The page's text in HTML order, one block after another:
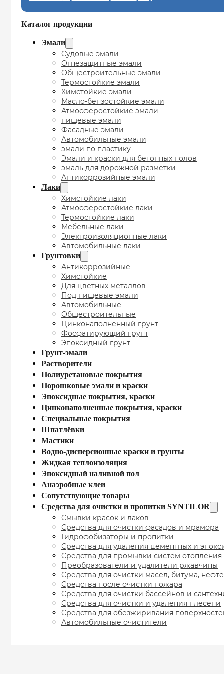
Каталог продукции
Эмали
Судовые эмали
Огнезащитные эмали
Общестроительные эмали
Термостойкие эмали
Химстойкие эмали
Масло-бензостойкие эмали
Атмосферостойкие эмали
пищевые эмали
Фасадные эмали
Автомобильные эмали
эмали по пластику
Эмали и краски для бетонных полов
эмаль для дорожной разметки
Антикоррозийные эмали
Лаки
Химстойкие лаки
Атмосферостойкие лаки
Термостойкие лаки
Мебельные лаки
Электроизоляционные лаки
Автомобильные лаки
Грунтовки
Антикоррозийные
Химстойкие
Для цветных металлов
Под пищевые эмали
Автомобильные
Общестроительные
Цинконаполненный грунт
Фосфатирующий грунт
Эпоксидный грунт
Грунт-эмали
Растворители
Полиуретановые покрытия
Порошковые эмали и краски
Эпоксидные покрытия, краски
Цинконаполненные покрытия, краски
Специальные покрытия
Шпатлёвки
Мастики
Водно-дисперсионные краски и грунты
Жидкая теплоизоляция
Эпоксидный наливной пол
Анаэробные клеи
Сопутствующие товары
Средства для очистки и пропитки SYNTILOR
Смывки красок и лаков
Средства для очистки фасадов и мрамора
Гидрофобизаторы и пропитки
Средства для удаления цементных и
Средства для промывки систем отопления
Преобразователи и удалители ржавчины
Средства для очистки масел, битума,
Средства после очистки пожара
Средства для очистки бассейнов и
Средства для очистки и удаления плесени
Средства для обезжиривания
Автомобильные очистители